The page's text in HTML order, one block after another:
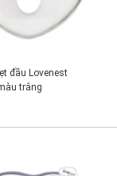
đầu Lovenest
trắng